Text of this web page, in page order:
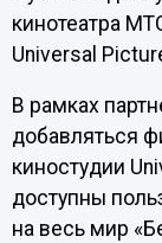
кинотеатра
Universal
В рамках
добавляться
киностудии
доступны
на весь мир